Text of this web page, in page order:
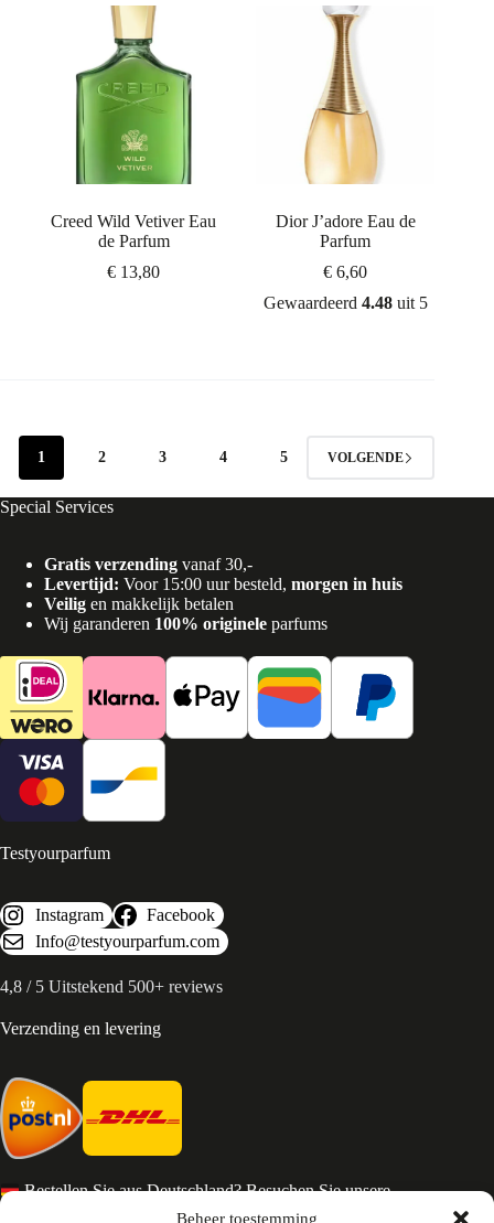
Beheer toestemming
Creed Wild Vetiver Eau
de Parfum
€ 13,80
Dior J’adore Eau de
Parfum
€ 6,60
Gewaardeerd 4.48uit 5
1 2 3 4 5 VOLGENDE
Special Services
Gratis verzending vanaf 30,-
Levertijd: Voor 15:00 uur besteld, morgen in huis
Veilig en makkelijk betalen
Wij garanderen 100% originele parfums
Testyourparfum
Instagram
Facebook
Info@testyourparfum.com
4,8 / 5 Uitstekend 500+ reviews
Verzending en levering
Bestellen Sie aus Deutschland? Besuchen Sie unsere